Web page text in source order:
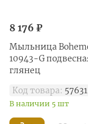
8 176 ₽
Мыльница
10943-G
глянец
Код товара: 57631
В наличии 5 шт